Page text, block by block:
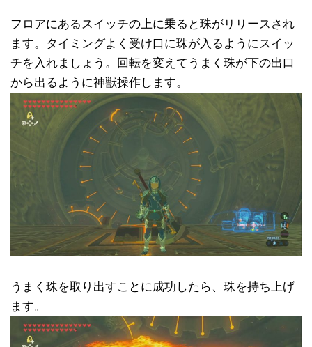
フロアにあるスイッチの上に乗ると珠がリリースされ
ます。タイミングよく受け口に珠が入るようにスイッ
チを入れましょう。回転を変えてうまく珠が下の出口
から出るように神獣操作します。
うまく珠を取り出すことに成功したら、珠を持ち上げ
ます。